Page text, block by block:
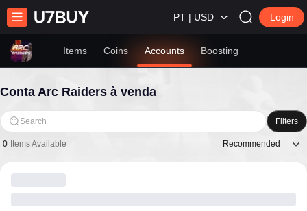
PT | USD Login
Items Coins Accounts Boosting
Conta Arc Raiders à venda
Search Filters
0 Items Available Recommended